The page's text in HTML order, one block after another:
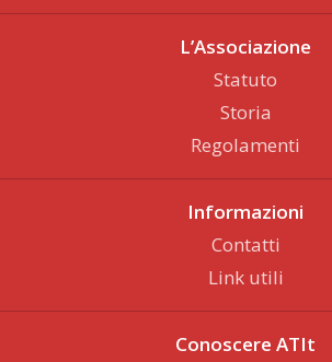
L’Associazione
Statuto
Storia
Regolamenti
Informazioni
Contatti
Link utili
Conoscere ATIt